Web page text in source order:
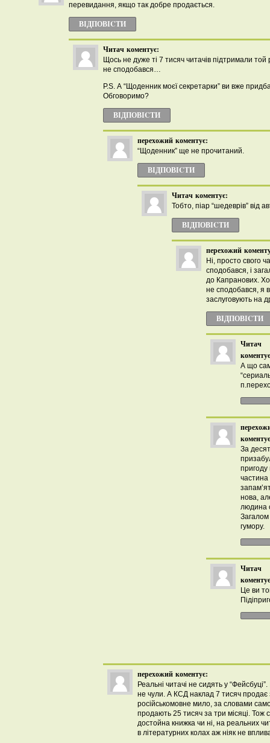
перевидання, якщо так добре продається.
ВІДПОВІCТИ
Читач коментує:
Щось не дуже ті 7 тисяч читачів підтримали
не сподобався…
P.S. А “Щоденник моєї секретарки” ви вже
Обговоримо?
ВІДПОВІCТИ
перехожий коментує:
“Щоденник” ще не прочитаний.
ВІДПОВІCТИ
Читач коментує:
Тобто, піар “шедеврів” від
ВІДПОВІCТИ
перехожий
Ні, просто свого
сподобався, і
до Капранових.
не сподобався, я
заслуговують на
ВІДПОВІCТИ
Читач
А що
За
пригоду
частина
нова,
людина
гумору.
Читач
Це ви
перехожий коментує:
Реальні читачі не сидять у
не чули. А КСД наклад 7 тисяч продає
російськомовне мило, за словами
продають 25 тисяч за три місяці. Тож
достойна книжка чи ні, на реальних
в літературних колах аж ніяк не